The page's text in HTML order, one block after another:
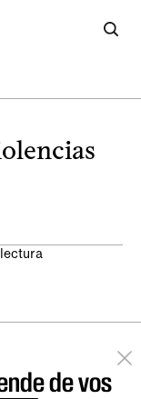
de vos